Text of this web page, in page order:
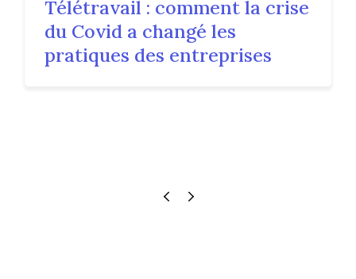
Télétravail : comment la crise
du Covid a changé les
pratiques des entreprises